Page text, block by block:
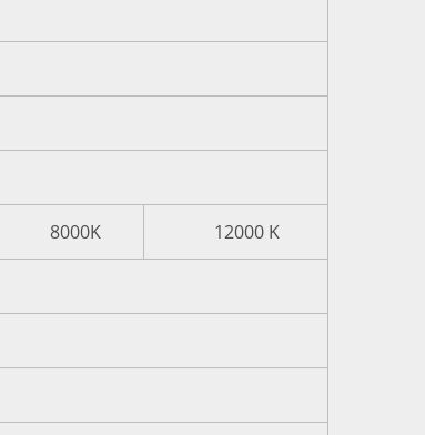
8000K 12000 K